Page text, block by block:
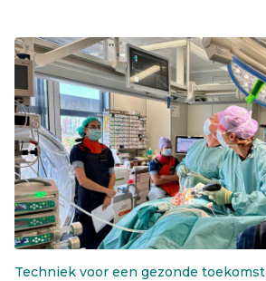
Techniek voor een gezonde toekomst